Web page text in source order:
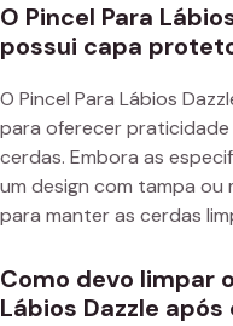
O Pincel Para
possui capa
O Pincel Para Lábios
para oferecer
cerdas. Embora as
um design com tampa ou
para manter as cerdas
Como devo limpar
Lábios Dazzle após